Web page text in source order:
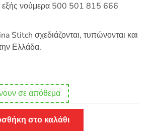
εξής νούμερα 500 501 815 666
Stitch σχεδιάζονται, τυπώνονται και
Ελλάδα.
σε απόθεμα
στο καλάθι